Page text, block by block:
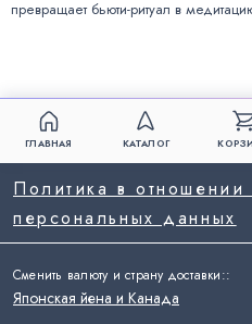
превращает бьюти-ритуал в
ГЛАВНАЯ КАТАЛОГ
Политика в отношении
персональных данных
Сменить валюту и страну доставки::
Японская йена и Канада